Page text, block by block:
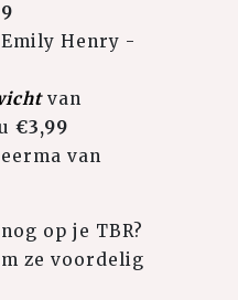
Henry -
van
€3,99
van
op je TBR?
ze voordelig